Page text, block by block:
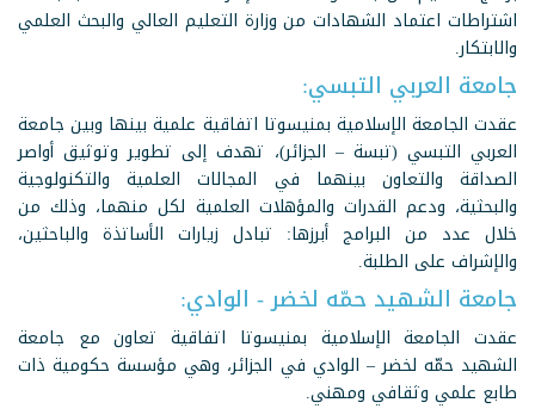
اشتراطات اعتماد الشهادات من وزارة التعليم العالي والبحث العلمي
والابتكار.
جامعة العربي التبسي:
عقدت الجامعة الإسلامية بمنيسوتا اتفاقية علمية بينها وبين جامعة
العربي التبسي (تبسة – الجزائر)، تهدف إلى تطوير وتوثيق أواصر
الصداقة والتعاون بينهما في المجالات العلمية والتكنولوجية
والبحثية، ودعم القدرات والمؤهلات العلمية لكل منهما، وذلك من
خلال عدد من البرامج أبرزها: تبادل زيارات الأساتذة والباحثين،
والإشراف على الطلبة.
جامعة الشهيد حمّه لخضر - الوادي:
عقدت الجامعة الإسلامية بمنيسوتا اتفاقية تعاون مع جامعة
الشهيد حمّه لخضر – الوادي في الجزائر، وهي مؤسسة حكومية ذات
طابع علمي وثقافي ومهني.